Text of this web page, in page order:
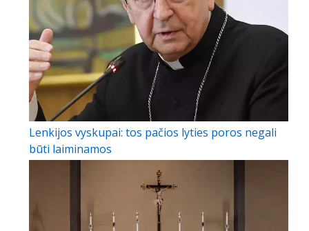
Lenkijos vyskupai: tos pačios lyties poros negali
būti laiminamos